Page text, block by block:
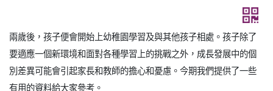
兩歲後，孩子便會開始上幼稚園學習及與其他孩子相處。孩子除了
要適應一個新環境和面對各種學習上的挑戰之外，成長發展中的個
別差異可能會引起家長和教師的擔心和憂慮。今期我們提供了一些
有用的資料給大家參考。